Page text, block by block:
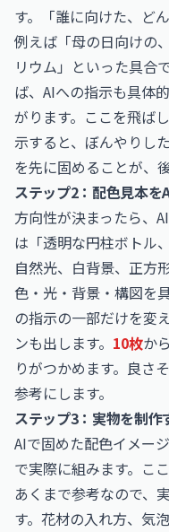
す。「誰に向けた、ど
例えば「母の日向けの
リウム」といった具合
ば、AIへの指示も具体
がります。ここを飛ば
示すると、ぼんやりし
を先に固めることが、
ステップ2：配色見本を
方向性が決まったら、
は「透明な円柱ボトル
自然光、白背景、正方
色・光・背景・構図を
の指示の一部だけを変
ンも出します。 10枚から
りがつかめます。良さ
参考にします。
ステップ3：実物を制作
AIで固めた配色イメー
で実際に組みます。こ
あくまで参考なので、
す。花材の入れ方、気